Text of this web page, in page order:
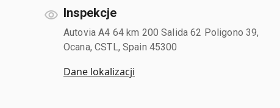
Inspekcje
Autovia A4 64 km 200 Salida 62 Poligono 39,
Ocana, CSTL, Spain 45300
Dane lokalizacji